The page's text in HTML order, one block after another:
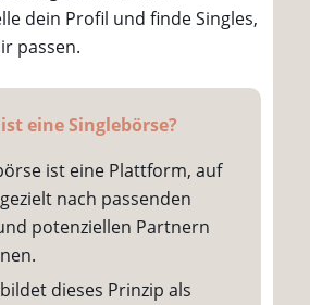
dein Profil und finde Singles,
passen.
eine Singlebörse?
ist eine Plattform, auf
nach passenden
potenziellen Partnern
dieses Prinzip als